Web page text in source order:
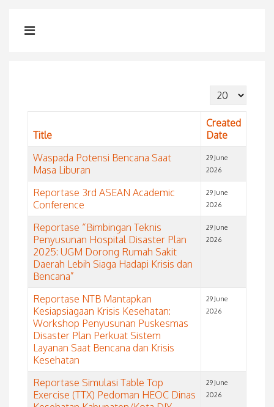
Display #
Title
Created
Date
Waspada Potensi Bencana Saat
Masa Liburan
29 June
2026
Reportase 3rd ASEAN Academic
Conference
29 June
2026
Reportase “Bimbingan Teknis
Penyusunan Hospital Disaster Plan
2025: UGM Dorong Rumah Sakit
Daerah Lebih Siaga Hadapi Krisis dan
Bencana”
29 June
2026
Reportase NTB Mantapkan
Kesiapsiagaan Krisis Kesehatan:
Workshop Penyusunan Puskesmas
Disaster Plan Perkuat Sistem
Layanan Saat Bencana dan Krisis
Kesehatan
29 June
2026
Reportase Simulasi Table Top
Exercise (TTX) Pedoman HEOC Dinas
29 June
2026